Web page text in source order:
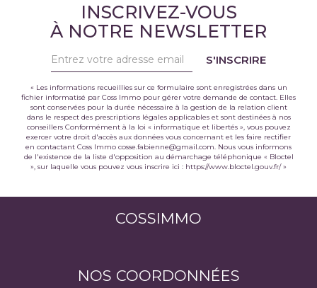
INSCRIVEZ-VOUS
À NOTRE NEWSLETTER
S'INSCRIRE
« Les informations recueillies sur ce formulaire sont enregistrées dans un
fichier informatisé par Coss Immo pour gérer votre demande de contact. Elles
sont conservées pour la durée nécessaire à la gestion de la relation client
dans le respect des prescriptions légales applicables et sont destinées à nos
conseillers Conformément à la loi « informatique et libertés », vous pouvez
exercer votre droit d'accès aux données vous concernant et les faire rectifier
en contactant Coss Immo cosse.fabienne@gmail.com. Nous vous informons
de l'existence de la liste d'opposition au démarchage téléphonique « Bloctel
», sur laquelle vous pouvez vous inscrire ici : https://www.bloctel.gouv.fr/»
COSSIMMO
NOS COORDONNÉES